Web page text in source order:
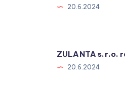
20.6.2024
ZULANTA s.r.o.
20.6.2024